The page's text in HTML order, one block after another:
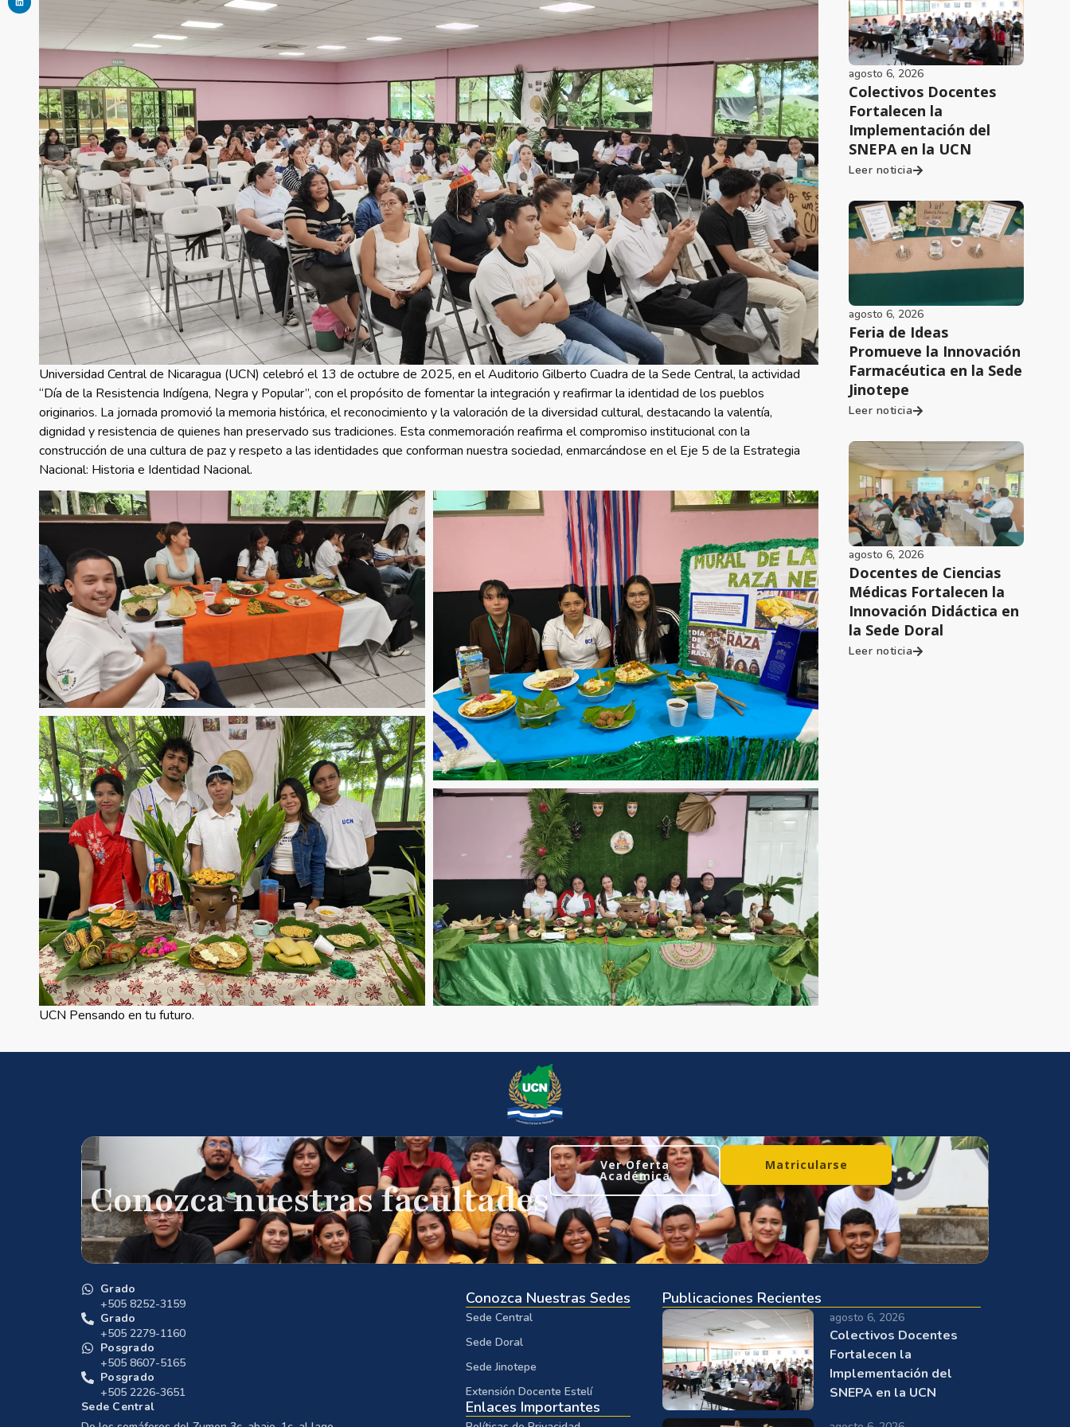
Universidad Central de Nicaragua (UCN) celebró el 13 de octubre de 2025, en el Auditorio Gilberto Cuadra de la Sede Central, la actividad
“Día de la Resistencia Indígena, Negra y Popular”, con el propósito de fomentar la integración y reafirmar la identidad de los pueblos
originarios. La jornada promovió la memoria histórica, el reconocimiento y la valoración de la diversidad cultural, destacando la valentía,
dignidad y resistencia de quienes han preservado sus tradiciones. Esta conmemoración reafirma el compromiso institucional con la
construcción de una cultura de paz y respeto a las identidades que conforman nuestra sociedad, enmarcándose en el Eje 5 de la Estrategia
Nacional: Historia e Identidad Nacional.
UCN Pensando en tu futuro.
agosto 6, 2026
Colectivos Docentes
Fortalecen la
Implementación del
SNEPA en la UCN
Leer noticia
agosto 6, 2026
Feria de Ideas
Promueve la Innovación
Farmacéutica en la Sede
Jinotepe
Leer noticia
agosto 6, 2026
Docentes de Ciencias
Médicas Fortalecen la
Innovación Didáctica en
la Sede Doral
Leer noticia
Conozca nuestras facultades
Ver Oferta
Académica
Matricularse
Grado
+505 8252-3159
Grado
+505 2279-1160
Posgrado
+505 8607-5165
Posgrado
+505 2226-3651
Sede Central
Conozca Nuestras Sedes
Sede Central
Sede Doral
Sede Jinotepe
Extensión Docente Estelí
Enlaces Importantes
Publicaciones Recientes
agosto 6, 2026
Colectivos Docentes
Fortalecen la
Implementación del
SNEPA en la UCN